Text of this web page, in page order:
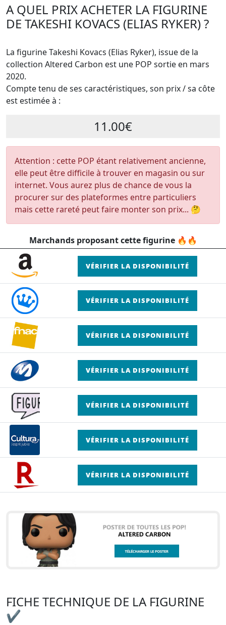
A QUEL PRIX ACHETER LA FIGURINE
DE TAKESHI KOVACS (ELIAS RYKER) ?
La figurine Takeshi Kovacs (Elias Ryker), issue de la
collection Altered Carbon est une POP sortie en mars
2020.
Compte tenu de ses caractéristiques, son prix / sa côte
est estimée à :
11.00€
Attention : cette POP étant relativement ancienne,
elle peut être difficile à trouver en magasin ou sur
internet. Vous aurez plus de chance de vous la
procurer sur des plateformes entre particuliers
mais cette rareté peut faire monter son prix... 🤔
Marchands proposant cette figurine 🔥🔥
VÉRIFIER LA DISPONIBILITÉ
VÉRIFIER LA DISPONIBILITÉ
VÉRIFIER LA DISPONIBILITÉ
VÉRIFIER LA DISPONIBILITÉ
VÉRIFIER LA DISPONIBILITÉ
VÉRIFIER LA DISPONIBILITÉ
VÉRIFIER LA DISPONIBILITÉ
FICHE TECHNIQUE DE LA FIGURINE
✔